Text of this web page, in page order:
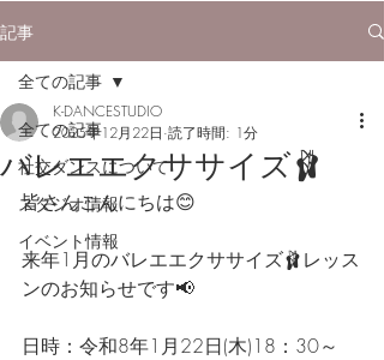
記事
全ての記事
社交ダンスについて
スタジオ情報
イベント情報
全ての記事
バレエエクササイズ🩰
K-DANCESTUDIO
2025年12月22日 読了時間: 1分
皆さんこんにちは😊
来年1月のバレエエクササイズ🩰レッス
ンのお知らせです📢
日時：令和8年1月22日(木)18：30～